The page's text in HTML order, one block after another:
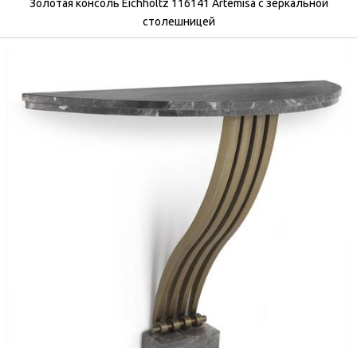
Золотая консоль Eichholtz 116141 Artemisa с зеркальной
столешницей